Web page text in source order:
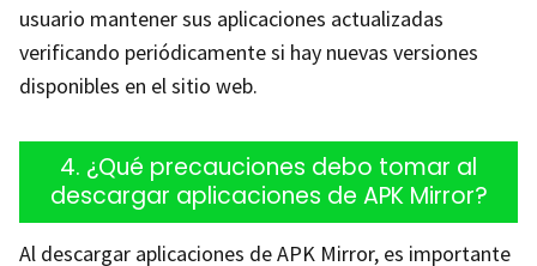
usuario mantener sus aplicaciones actualizadas
verificando periódicamente si hay nuevas versiones
disponibles en el sitio web.
4. ¿Qué precauciones debo tomar al
descargar aplicaciones de APK Mirror?
Al descargar aplicaciones de APK Mirror, es importante